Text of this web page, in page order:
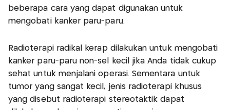
beberapa cara yang dapat digunakan untuk
mengobati kanker paru-paru.
Radioterapi radikal kerap dilakukan untuk mengobati
kanker paru-paru non-sel kecil jika Anda tidak cukup
sehat untuk menjalani operasi. Sementara untuk
tumor yang sangat kecil, jenis radioterapi khusus
yang disebut radioterapi stereotaktik dapat